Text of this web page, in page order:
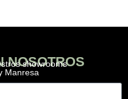
NOSOTROS
showrooms
Manresa